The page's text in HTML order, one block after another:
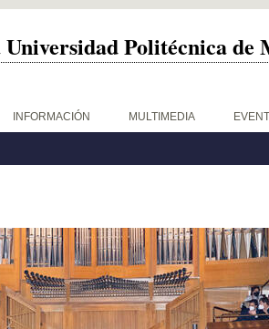
Universidad Politécnica de
INFORMACIÓN MULTIMEDIA